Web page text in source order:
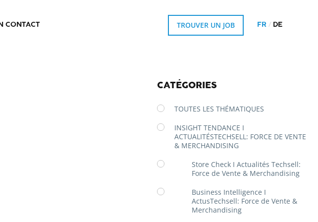
CONTACT TROUVER UN JOB FR DE
CATÉGORIES
TOUTES LES THÉMATIQUES
INSIGHT TENDANCE I
ACTUALITÉSTECHSELL: FORCE DE VENTE
& MERCHANDISING
Store Check I Actualités Techsell:
Force de Vente & Merchandising
Business Intelligence I
ActusTechsell: Force de Vente &
Merchandising